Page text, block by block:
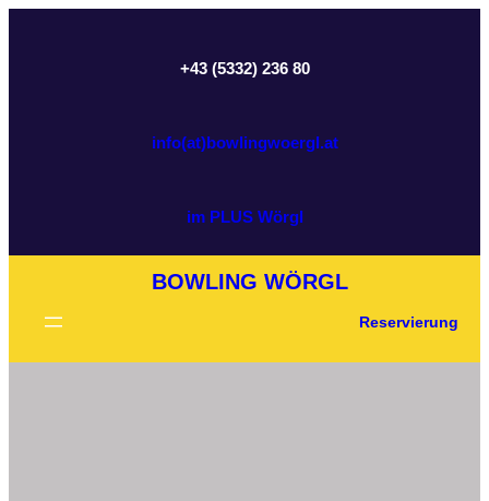
+43 (5332) 236 80
info(at)bowlingwoergl.at
im PLUS Wörgl
BOWLING WÖRGL
Reservierung